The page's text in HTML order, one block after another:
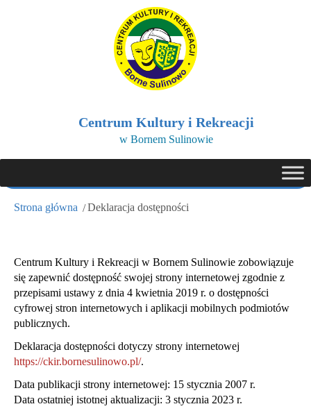
Centrum Kultury i Rekreacji
w Bornem Sulinowie
Strona główna Deklaracja dostępności
Centrum Kultury i Rekreacji w Bornem Sulinowie zobowiązuje
się zapewnić dostępność swojej strony internetowej zgodnie z
przepisami ustawy z dnia 4 kwietnia 2019 r. o dostępności
cyfrowej stron internetowych i aplikacji mobilnych podmiotów
publicznych.
Deklaracja dostępności dotyczy strony internetowej
https://ckir.bornesulinowo.pl/.
Data publikacji strony internetowej: 15 stycznia 2007 r.
Data ostatniej istotnej aktualizacji: 3 stycznia 2023 r.